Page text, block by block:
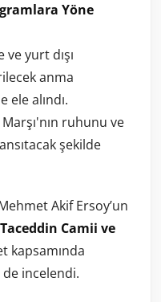
Yöne
yurt dışı
anma
ele alındı.
ruhunu ve
şekilde
Akif Ersoy’un
Taceddin Camii ve
kapsamında
incelendi.